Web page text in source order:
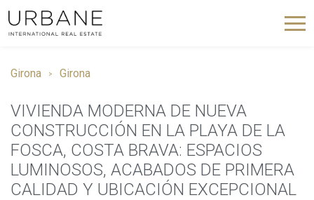
Girona Girona
VIVIENDA MODERNA DE NUEVA
CONSTRUCCIÓN EN LA PLAYA DE LA
FOSCA, COSTA BRAVA: ESPACIOS
LUMINOSOS, ACABADOS DE PRIMERA
CALIDAD Y UBICACIÓN EXCEPCIONAL